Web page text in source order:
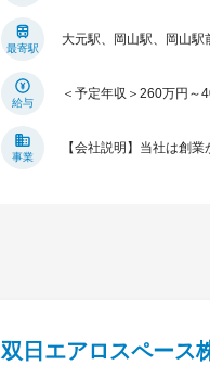
最寄駅
大元駅、岡山駅、岡山駅
給与
＜予定年収＞260万円～
事業
【会社説明】当社は創
双日エアロスペース